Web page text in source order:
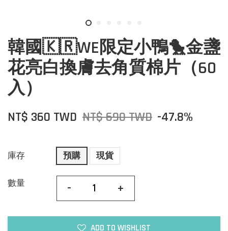
韓國🇰🇷WE限定小鴨🐤金盞
花亮白換膚去角質棉片（60
入）
NT$ 360 TWD NT$ 690 TWD -47.8%
庫存 預購 現貨
數量 - +
ADD TO WISHLIST